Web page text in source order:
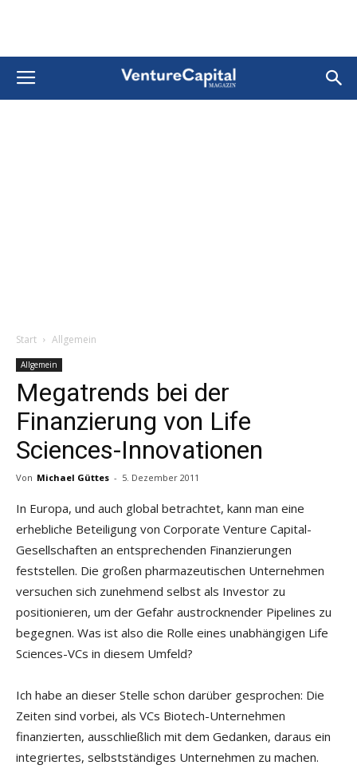
Start Allgemein
Allgemein
Megatrends bei der
Finanzierung von Life
Sciences-Innovationen
Von Michael Güttes - 5. Dezember 2011
In Europa, und auch global betrachtet, kann man eine
erheb­liche Beteiligung von Corporate Venture Capital-
Gesell­schaften an entsprechenden Finanzierungen
feststellen. Die großen pharmazeutischen Unternehmen
versuchen sich zunehmend selbst als Investor zu
positionieren, um der Gefahr austrocknender Pipelines zu
begegnen. Was ist also die Rolle eines unabhängigen Life
Sciences-VCs in diesem Umfeld?
Ich habe an dieser Stelle schon darüber gesprochen: Die
Zeiten sind vorbei, als VCs Biotech-Unternehmen
finanzierten, ausschließlich mit dem Gedanken, daraus ein
integriertes, selbstständiges Unternehmen zu machen.